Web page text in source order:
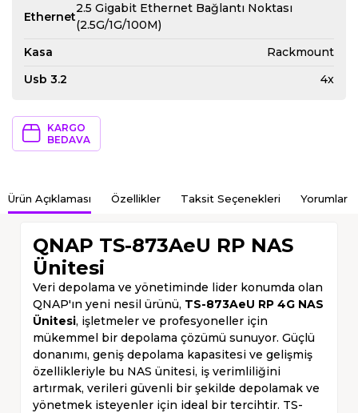
Ethernet
2.5 Gigabit Ethernet Bağlantı Noktası
(2.5G/1G/100M)
Kasa
Rackmount
Usb 3.2
4x
KARGO
BEDAVA
Ürün Açıklaması Özellikler Taksit Seçenekleri Yorumlar
QNAP TS-873AeU RP NAS
Ünitesi
Veri depolama ve yönetiminde lider konumda olan
QNAP'ın yeni nesil ürünü, TS-873AeU RP 4G NAS
Ünitesi, işletmeler ve profesyoneller için
mükemmel bir depolama çözümü sunuyor. Güçlü
donanımı, geniş depolama kapasitesi ve gelişmiş
özellikleriyle bu NAS ünitesi, iş verimliliğini
artırmak, verileri güvenli bir şekilde depolamak ve
yönetmek isteyenler için ideal bir tercihtir. TS-